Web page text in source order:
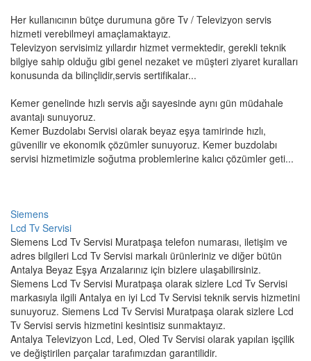
Her kullanıcının bütçe durumuna göre Tv / Televizyon servis
hizmeti verebilmeyi amaçlamaktayız.
Televizyon servisimiz yıllardır hizmet vermektedir, gerekli teknik
bilgiye sahip olduğu gibi genel nezaket ve müşteri ziyaret kuralları
konusunda da bilinçlidir,servis sertifikalar...
Kemer genelinde hızlı servis ağı sayesinde aynı gün müdahale
avantajı sunuyoruz.
Kemer Buzdolabı Servisi olarak beyaz eşya tamirinde hızlı,
güvenilir ve ekonomik çözümler sunuyoruz. Kemer buzdolabı
servisi hizmetimizle soğutma problemlerine kalıcı çözümler geti...
Siemens
Lcd Tv Servisi
Siemens Lcd Tv Servisi Muratpaşa telefon numarası, iletişim ve
adres bilgileri Lcd Tv Servisi markalı ürünleriniz ve diğer bütün
Antalya Beyaz Eşya Arızalarınız için bizlere ulaşabilirsiniz.
Siemens Lcd Tv Servisi Muratpaşa olarak sizlere Lcd Tv Servisi
markasıyla ilgili Antalya en iyi Lcd Tv Servisi teknik servis hizmetini
sunuyoruz. Siemens Lcd Tv Servisi Muratpaşa olarak sizlere Lcd
Tv Servisi servis hizmetini kesintisiz sunmaktayız.
Antalya Televizyon Lcd, Led, Oled Tv Servisi olarak yapılan işçilik
ve değiştirilen parçalar tarafımızdan garantilidir.